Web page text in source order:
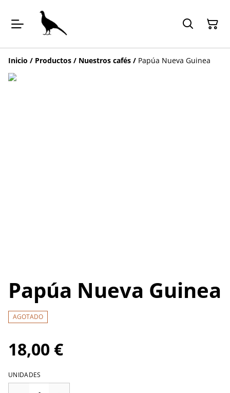
Inicio / Productos / Nuestros cafés / Papúa Nueva Guinea
Papúa Nueva Guinea
AGOTADO
18,00 €
UNIDADES